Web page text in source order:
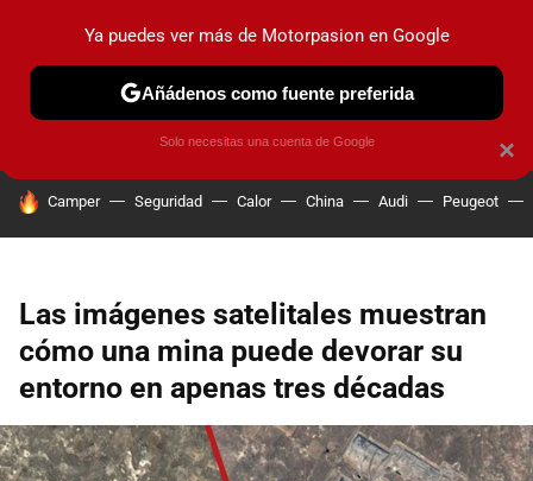
PRUEBAS COCHES ELÉCTRICOS OBSERVATORIO
HOY SE HABLA DE
Camper Seguridad Calor China Audi Peugeot
Las imágenes satelitales muestran
cómo una mina puede devorar su
entorno en apenas tres décadas
×
Ya puedes ver más de Motorpasion en Google
Añádenos como fuente preferida
Solo necesitas una cuenta de Google